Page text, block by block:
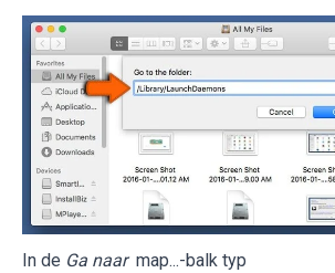
In de Ga naar map...-balk typ